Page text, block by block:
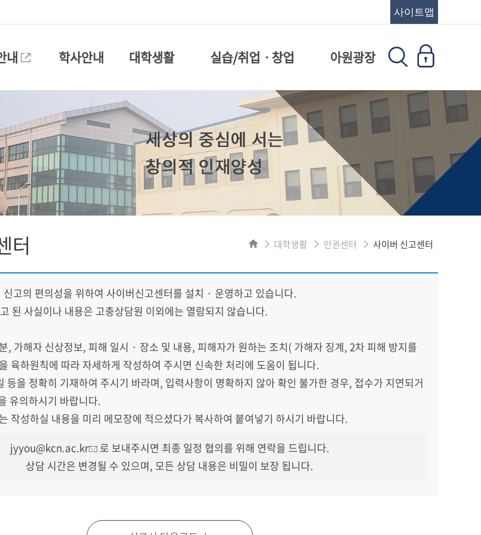
사이트맵
내 학사안내 대학생활 실습/취업ㆍ창업 아원광장
터 대학생활 인권센터 사이버 신고센터
고의 편의성을 위하여 사이버신고센터를 설치 · 운영하고 있습니다.
된 사실이나 내용은 고충상담원 이외에는 열람되지 않습니다.
, 가해자 신상정보, 피해 일시 · 장소 및 내용, 피해자가 원하는 조치( 가해자 징계, 2차 피해 방지를
육하원칙에 따라 자세하게 작성하여 주시면 신속한 처리에 도움이 됩니다.
등을 정확히 기재하여 주시기 바라며, 입력사항이 명확하지 않아 확인 불가한 경우, 접수가 지연되거
유의하시기 바랍니다.
작성하실 내용을 미리 메모장에 적으셨다가 복사하여 붙여넣기 하시기 바랍니다.
jyyou@kcn.ac.kr 로 보내주시면 최종 일정 협의를 위해 연락을 드립니다.
상담 시간은 변경될 수 있으며, 모든 상담 내용은 비밀이 보장 됩니다.